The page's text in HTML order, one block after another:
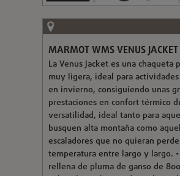
MARMOT WMS VENUS
La Venus Jacket es una chaqueta
muy ligera, ideal para
en invierno, consiguiendo unas
prestaciones en confort térmico
versatilidad, ideal tanto para
busquen alta montaña como
escaladores que no quieran
temperatura entre largo y largo.
rellena de pluma de ganso de